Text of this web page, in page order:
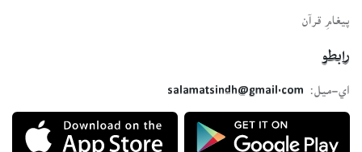
پيغامِ قرآن
رابطو
اي-ميل:
salamatsindh@gmail.com